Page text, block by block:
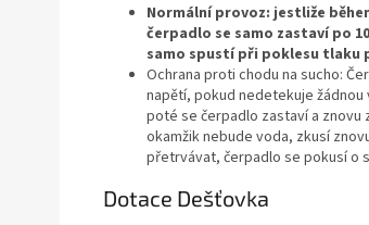
Normální provoz: jestliže
čerpadlo se samo zastaví po
samo spustí při poklesu tlaku
Ochrana proti chodu na sucho:
napětí, pokud nedetekuje
poté se čerpadlo zastaví a znovu
okamžik nebude voda, zkusí
přetrvávat, čerpadlo se pokusí o
Dotace Dešťovka